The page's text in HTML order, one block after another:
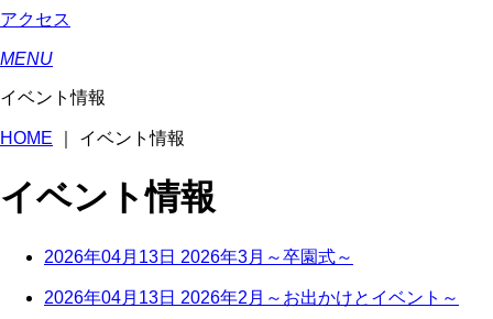
アクセス
MENU
イベント情報
HOME イベント情報
イベント情報
2026年04月13日 2026年3月～卒園式～
2026年04月13日 2026年2月～お出かけとイベント～